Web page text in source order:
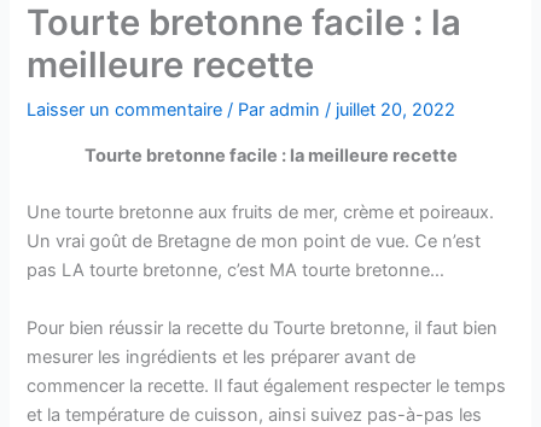
Tourte bretonne facile : la
meilleure recette
Laisser un commentaire / Paradmin/ juillet 20, 2022
Tourte bretonne facile : la meilleure recette
Une tourte bretonne aux fruits de mer, crème et poireaux.
Un vrai goût de Bretagne de mon point de vue. Ce n’est
pas LA tourte bretonne, c’est MA tourte bretonne…
Pour bien réussir la recette du Tourte bretonne, il faut bien
mesurer les ingrédients et les préparer avant de
commencer la recette. Il faut également respecter le temps
et la température de cuisson, ainsi suivez pas-à-pas les